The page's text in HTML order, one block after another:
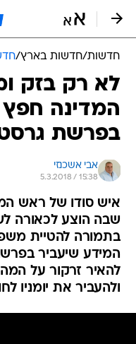
חדשות/חדשות בארץ/
לא רק בזק
המדינה
בפרשת
אבי אשכנזי
5.3.2018 / 15:38
איש סודו של ראש
שבה הוצע לכאורה
בתמורה להטיית
להאיר זרקור על
ולהעביר את יומניו